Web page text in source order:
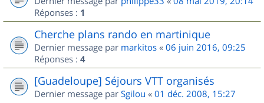
Réponses : 1
Cherche plans rando en martinique
Dernier message par markitos « 06 juin 2016, 09:25
Réponses : 4
[Guadeloupe] Séjours VTT organisés
Dernier message par Sgilou « 01 déc. 2008, 15:27